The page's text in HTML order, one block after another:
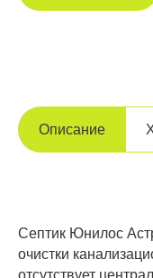
Описание
Септик Юнилос
очистки